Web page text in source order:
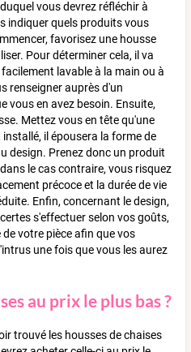
vous devrez réfléchir à
indiquer quels produits vous
favorisez une housse
Pour déterminer cela, il va
lavable à la main ou à
renseigner auprès d'un
vous en avez besoin. Ensuite,
Mettez vous en tête qu'une
il épousera la forme de
design. Prenez donc un produit
le cas contraire, vous risquez
précoce et la durée de vie
Enfin, concernant le design,
s'effectuer selon vos goûts,
votre pièce afin que vos
une fois que vous les aurez
au prix le plus bas ?
trouvé les housses de chaises